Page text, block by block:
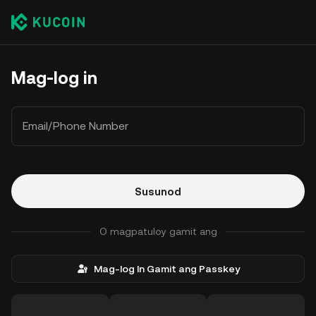
Mag-log in
Email/Phone Number
Susunod
O magpatuloy gamit ang
Mag-log In Gamit ang Passkey